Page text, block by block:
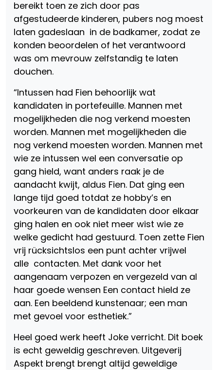
bereikt toen ze zich door pas
afgestudeerde kinderen, pubers nog moest
laten gadeslaan in de badkamer, zodat ze
konden beoordelen of het verantwoord
was om mevrouw zelfstandig te laten
douchen.
“Intussen had Fien behoorlijk wat
kandidaten in portefeuille. Mannen met
mogelijkheden die nog verkend moesten
worden. Mannen met mogelijkheden die
nog verkend moesten worden. Mannen met
wie ze intussen wel een conversatie op
gang hield, want anders raak je de
aandacht kwijt, aldus Fien. Dat ging een
lange tijd goed totdat ze hobby’s en
voorkeuren van de kandidaten door elkaar
ging halen en ook niet meer wist wie ze
welke gedicht had gestuurd. Toen zette Fien
vrij rücksichtslos een punt achter vrijwel
alle contacten. Met dank voor het
aangenaam verpozen en vergezeld van al
haar goede wensen Een contact hield ze
aan. Een beeldend kunstenaar; een man
met gevoel voor esthetiek.”
Heel goed werk heeft Joke verricht. Dit boek
is echt geweldig geschreven. Uitgeverij
Aspekt brengt brengt altijd geweldige